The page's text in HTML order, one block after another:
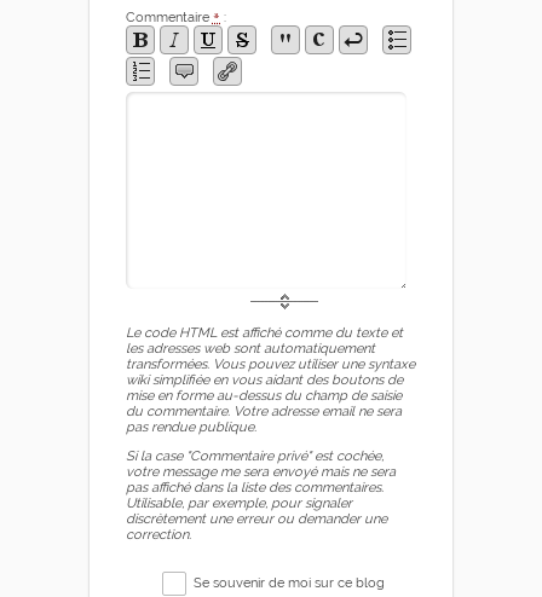
Commentaire * :
Le code HTML est affiché comme du texte et
les adresses web sont automatiquement
transformées. Vous pouvez utiliser une syntaxe
wiki simplifiée en vous aidant des boutons de
mise en forme au-dessus du champ de saisie
du commentaire. Votre adresse email ne sera
pas rendue publique.
Si la case "Commentaire privé" est cochée,
votre message me sera envoyé mais ne sera
pas affiché dans la liste des commentaires.
Utilisable, par exemple, pour signaler
discrètement une erreur ou demander une
correction.
Se souvenir de moi sur ce blog